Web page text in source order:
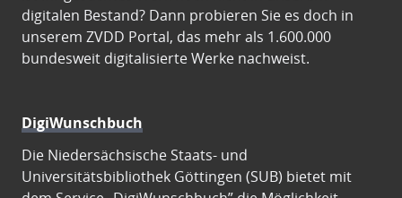
digitalen Bestand? Dann probieren Sie es doch in
unserem ZVDD Portal, das mehr als 1.600.000
bundesweit digitalisierte Werke nachweist.
DigiWunschbuch
Die Niedersächsische Staats- und
Universitätsbibliothek Göttingen (SUB) bietet mit